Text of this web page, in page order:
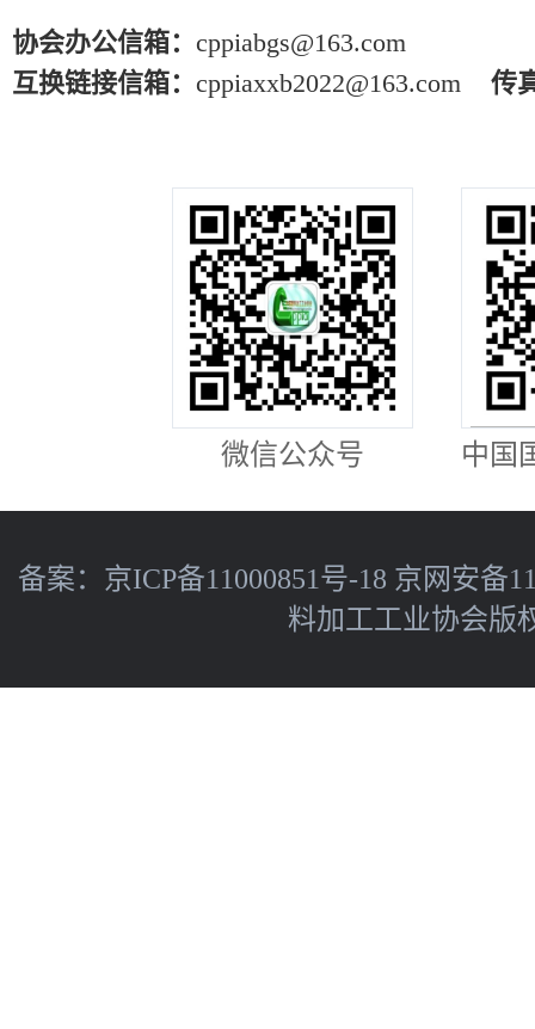
协会办公信箱： cppiabgs@163.com
互换链接信箱： cppiaxxb2022@163.com 传
微信公众号 中国
备案： 京ICP备11000851号-18 京网安备
料加工工业协会版